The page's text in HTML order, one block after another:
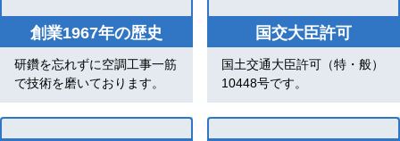
創業1967年の歴史
研鑽を忘れずに空調工事一筋
で技術を磨いております。
国交大臣許可
国土交通大臣許可（特・般）
10448号です。